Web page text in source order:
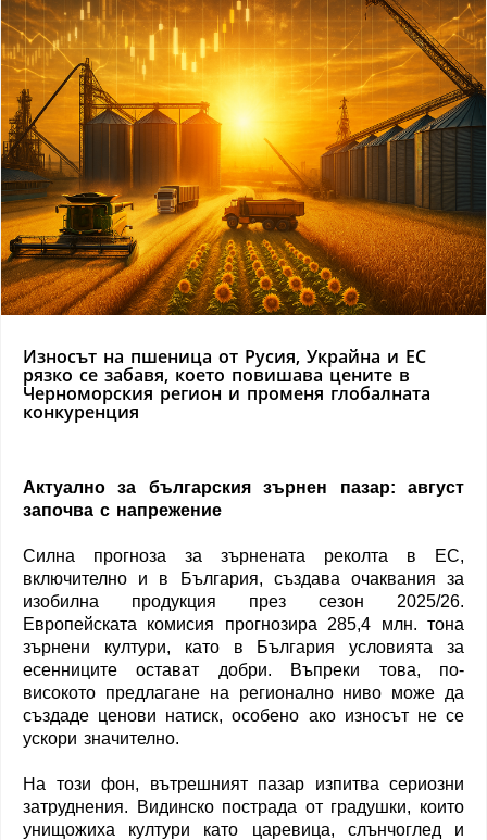
Износът на пшеница от Русия, Украйна и ЕС
рязко се забавя, което повишава цените в
Черноморския регион и променя глобалната
конкуренция
Актуално за българския зърнен пазар: август
започва с напрежение
Силна прогноза за зърнената реколта в ЕС,
включително и в България, създава очаквания за
изобилна продукция през сезон 2025/26.
Европейската комисия прогнозира 285,4 млн. тона
зърнени култури, като в България условията за
есенниците остават добри. Въпреки това, по-
високото предлагане на регионално ниво може да
създаде ценови натиск, особено ако износът не се
ускори значително.
На този фон, вътрешният пазар изпитва сериозни
затруднения. Видинско пострада от градушки, които
унищожиха култури като царевица, слънчоглед и